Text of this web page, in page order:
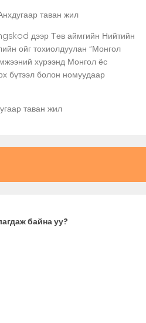
таван жил
дээр Төв аймгийн Нийтийн
ойг тохиолдуулан “Монгол
хүрээнд Монгол ёс
бүтээл болон номуудаар
таван жил
байна уу?